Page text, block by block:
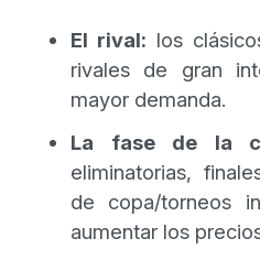
El rival: los
rivales de gran
mayor demanda.
La fase de la
eliminatorias,
de copa/torneos
aumentar los